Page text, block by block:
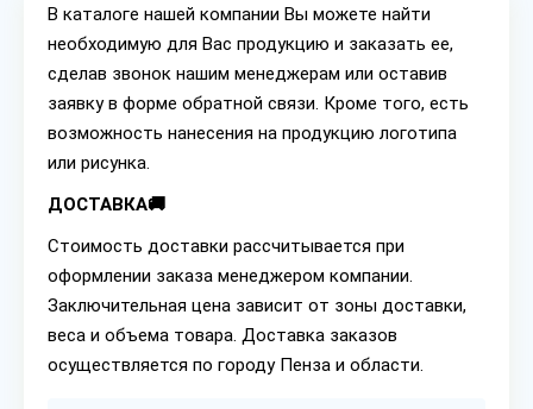
В каталоге нашей компании Вы можете найти
необходимую для Вас продукцию и заказать ее,
сделав звонок нашим менеджерам или оставив
заявку в форме обратной связи. Кроме того, есть
возможность нанесения на продукцию логотипа
или рисунка.
ДОСТАВКА🚚
Стоимость доставки рассчитывается при
оформлении заказа менеджером компании.
Заключительная цена зависит от зоны доставки,
веса и объема товара. Доставка заказов
осуществляется по городу Пенза и области.